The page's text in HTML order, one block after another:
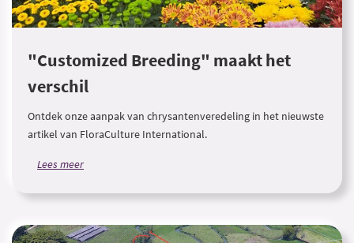
"Customized Breeding" maakt het
verschil
Ontdek onze aanpak van chrysantenveredeling in het nieuwste
artikel van FloraCulture International.
Lees meer